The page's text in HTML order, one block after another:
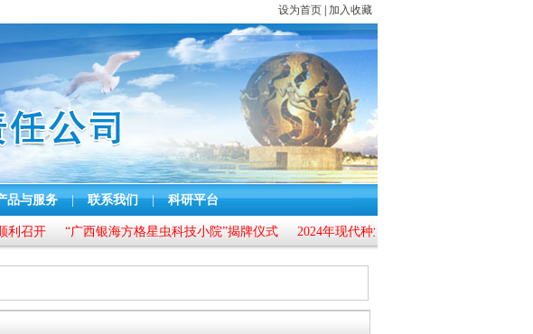
设为首页 加入收藏
品与服务 | 联系我们 | 科研平台
“广西银海方格星虫科技小院”揭牌仪式 2024年现代种业提升工程“北海市银海区青蟹种质